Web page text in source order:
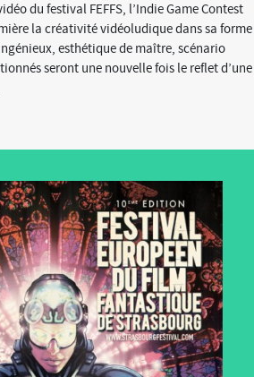
du festival FEFFS, l’Indie Game Contest
la créativité vidéoludique dans sa forme
esthétique de maître, scénario
seront une nouvelle fois le reflet d’une